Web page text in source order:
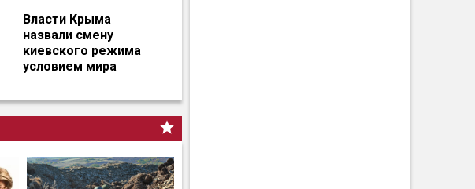
Власти Крыма
назвали смену
киевского режима
условием мира